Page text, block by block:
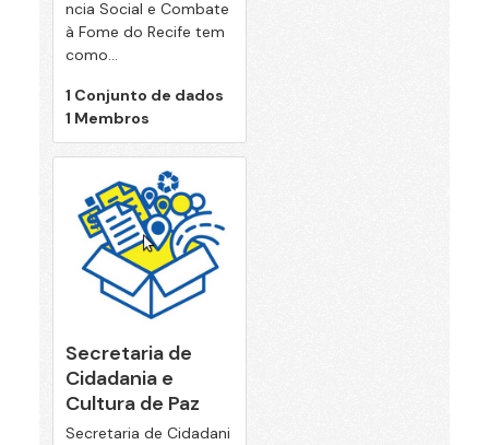
ncia Social e Combate
à Fome do Recife tem
como...
1 Conjunto de dados
1 Membros
Secretaria de
Cidadania e
Cultura de Paz
Secretaria de Cidadani